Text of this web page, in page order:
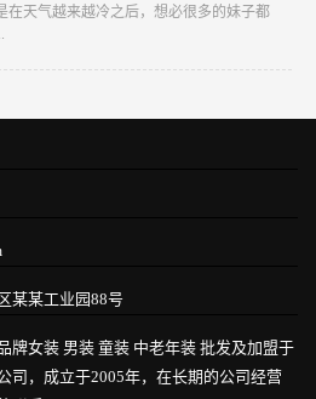
在天气越来越冷之后，想必很多的妹子都
某某工业园88号
牌女装 男装 童装 中老年装 批发及加盟于
司，成立于2005年，在长期的公司经营